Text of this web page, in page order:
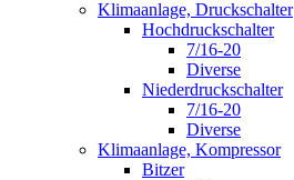
Klimaanlage, Druckschalter
Hochdruckschalter
7/16-20
Diverse
Niederdruckschalter
7/16-20
Diverse
Klimaanlage, Kompressor
Bitzer